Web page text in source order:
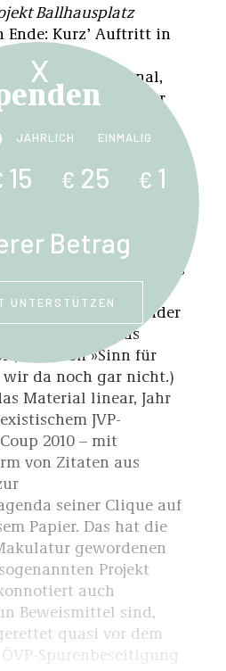
Ballhausplatz
Ende: Kurz’ Auftritt in
infolge der
bei ÖVP-Personal,
Rücktritte als Kanzler
2021. Das ist Auftakt
mit entspannt
und
Langbeins Gestus
und
ein »Kurz-Zeit-
der
»Ära« des
entgegen dem
bewahrender
Erinnern, das
oder von »Sinn für
wir da noch gar nicht.)
Material linear, Jahr
JVP-
2010 – mit
von Zitaten aus
seiner Clique auf
Papier. Das hat die
gewordenen
Projekt
auch
Beweismittel sind,
quasi vor dem
Spurenbeseitigung
X
JÄHRLICH EINMALIG
15 € 25 € 1
Betrag
UNTERSTÜTZEN